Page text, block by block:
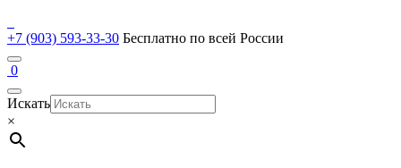
+7 (903) 593-33-30 Бесплатно по всей России
0
Искать
×